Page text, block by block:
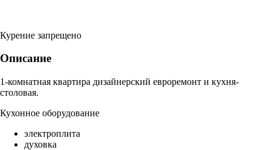
Курение запрещено
Описание
1-комнатная квартира дизайнерский евроремонт и кухня-
столовая.
Кухонное оборудование
электроплита
духовка